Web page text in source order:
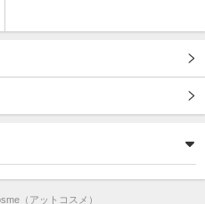
（アットコスメ）